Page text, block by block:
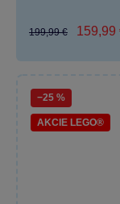
199,99 € 159,99
−25 %
AKCIE LEGO®